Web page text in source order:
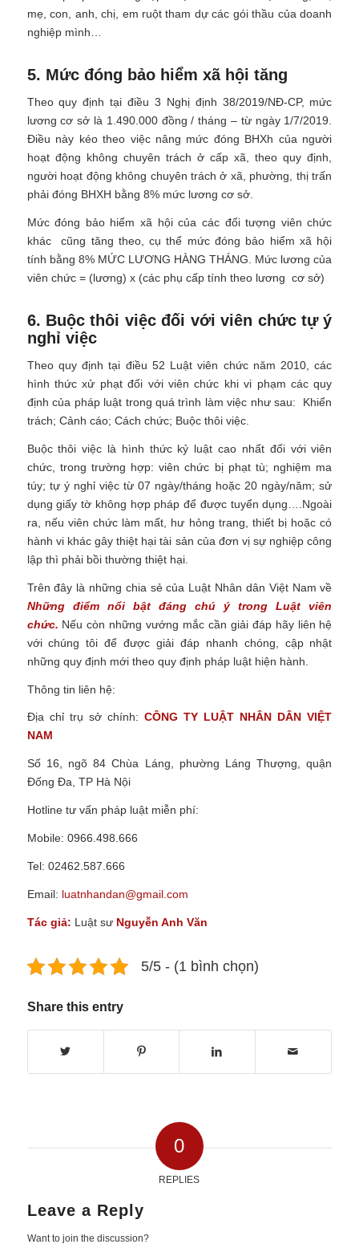
mẹ, con, anh, chị, em ruột tham dự các gói thầu của doanh
nghiệp mình…
5. Mức đóng bảo hiểm xã hội tăng
Theo quy định tại điều 3 Nghị định 38/2019/NĐ-CP, mức
lương cơ sở là 1.490.000 đồng / tháng – từ ngày 1/7/2019.
Điều này kéo theo việc nâng mức đóng BHXh của người
hoạt động không chuyên trách ở cấp xã, theo quy định,
người hoạt động không chuyên trách ở xã, phường, thị trấn
phải đóng BHXH bằng 8% mức lương cơ sở.
Mức đóng bảo hiểm xã hội của các đối tượng viên chức
khác cũng tăng theo, cụ thể mức đóng bảo hiểm xã hội
tính bằng 8% MỨC LƯƠNG HÀNG THÁNG. Mức lương của
viên chức = (lương) x (các phụ cấp tính theo lương cơ sở)
6. Buộc thôi việc đối với viên chức tự ý
nghỉ việc
Theo quy định tại điều 52 Luật viên chức năm 2010, các
hình thức xử phạt đối với viên chức khi vi phạm các quy
định của pháp luật trong quá trình làm việc như sau: Khiển
trách; Cảnh cáo; Cách chức; Buộc thôi việc.
Buộc thôi việc là hình thức kỷ luật cao nhất đối với viên
chức, trong trường hợp: viên chức bị phạt tù; nghiệm ma
túy; tự ý nghỉ việc từ 07 ngày/tháng hoặc 20 ngày/năm; sử
dụng giấy tờ không hợp pháp để được tuyển dụng….Ngoài
ra, nếu viên chức làm mất, hư hỏng trang, thiết bị hoặc có
hành vi khác gây thiệt hại tài sản của đơn vị sự nghiệp công
lập thì phải bồi thường thiệt hại.
Trên đây là những chia sẻ của Luật Nhân dân Việt Nam về
Những điểm nổi bật đáng chú ý trong Luật viên
chức. Nếu còn những vướng mắc cần giải đáp hãy liên hệ
với chúng tôi để được giải đáp nhanh chóng, cập nhật
những quy định mới theo quy định pháp luật hiện hành.
Thông tin liên hệ:
Địa chỉ trụ sở chính: CÔNG TY LUẬT NHÂN DÂN VIỆT
NAM
Số 16, ngõ 84 Chùa Láng, phường Láng Thượng, quận
Đống Đa, TP Hà Nội
Hotline tư vấn pháp luật miễn phí:
Mobile: 0966.498.666
Tel: 02462.587.666
Email: luatnhandan@gmail.com
Tác giả: Luật sư Nguyễn Anh Văn
5/5 - (1 bình chọn)
Share this entry
0
REPLIES
Leave a Reply
Want to join the discussion?